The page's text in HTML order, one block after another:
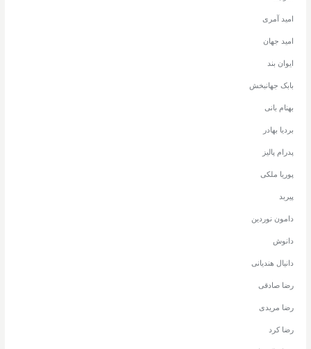
امید آمری
امید جهان
ایوان بند
بابک جهانبخش
بهنام بانی
بردیا بهادر
پدرام پالیز
پوریا ملکی
پیربد
دامون نوردین
دانوش
دانیال هندیانی
رضا صادقی
رضا مریدی
رضا کرد